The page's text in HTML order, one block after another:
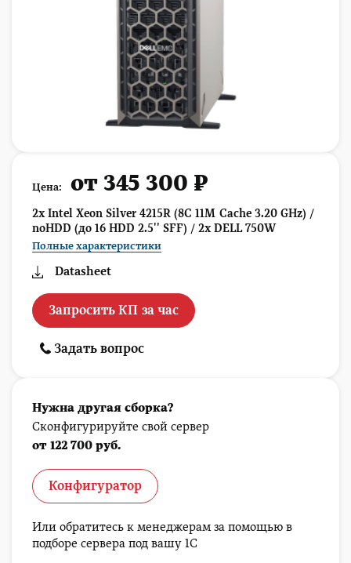
Цена: от 345 300 ₽
2x Intel Xeon Silver 4215R (8C 11M Cache 3.20 GHz) /
noHDD (до 16 HDD 2.5'' SFF) / 2x DELL 750W
Полные характеристики
Datasheet
Запросить КП за час
Задать вопрос
Нужна другая сборка?
Сконфигурируйте свой сервер
от 122 700 руб.
Конфигуратор
Или обратитесь к менеджерам за помощью в
подборе сервера под вашу 1С